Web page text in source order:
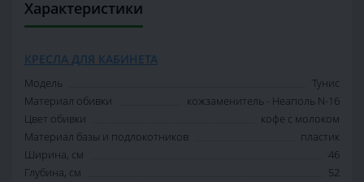
Характеристики
КРЕСЛА ДЛЯ КАБИНЕТА
Модель
Тунис
Материал обивки
кожзаменитель - Неаполь N-16
Цвет обивки
кофе с молоком
Материал базы и подлокотников
пластик
Ширина, см
46
Глубина, см
52